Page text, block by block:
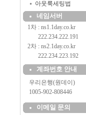
아웃룩세팅법
네임서버
1차 : ns1.1day.co.kr
222.234.222.191
2차 : ns2.1day.co.kr
222.234.223.192
계좌번호 안내
우리은행(원데이)
1005-902-808446
이메일 문의